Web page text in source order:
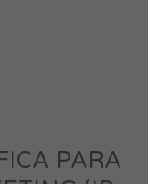
PARA